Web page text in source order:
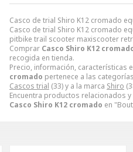
Casco de trial Shiro K12 cromado
Casco de trial Shiro K12 cromado
pitbike trail scooter maxiscooter
Comprar Casco Shiro K12
recogida en tienda.
Precio, información, características
cromado pertenece a las categorías
Cascos trial (33) y a la marca Shiro
Encuentra productos relacionados
Casco Shiro K12 cromado en